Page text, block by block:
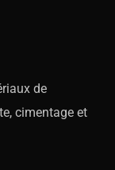
de
cimentage et